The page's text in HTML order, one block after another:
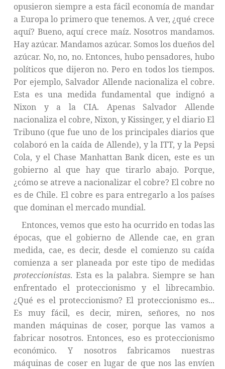
opusieron siempre a esta fácil economía de mandar
a Europa lo primero que tenemos. A ver, ¿qué crece
aquí? Bueno, aquí crece maíz. Nosotros mandamos.
Hay azúcar. Mandamos azúcar. Somos los dueños del
azúcar. No, no, no. Entonces, hubo pensadores, hubo
políticos que dijeron no. Pero en todos los tiempos.
Por ejemplo, Salvador Allende nacionaliza el cobre.
Esta es una medida fundamental que indignó a
Nixon y a la CIA. Apenas Salvador Allende
nacionaliza el cobre, Nixon, y Kissinger, y el diario El
Tribuno (que fue uno de los principales diarios que
colaboró en la caída de Allende), y la ITT, y la Pepsi
Cola, y el Chase Manhattan Bank dicen, este es un
gobierno al que hay que tirarlo abajo. Porque,
¿cómo se atreve a nacionalizar el cobre? El cobre no
es de Chile. El cobre es para entregarlo a los países
que dominan el mercado mundial.
Entonces, vemos que esto ha ocurrido en todas las
épocas, que el gobierno de Allende cae, en gran
medida, cae, es decir, desde el comienzo su caída
comienza a ser planeada por este tipo de medidas
proteccionistas. Esta es la palabra. Siempre se han
enfrentado el proteccionismo y el librecambio.
¿Qué es el proteccionismo? El proteccionismo es...
Es muy fácil, es decir, miren, señores, no nos
manden máquinas de coser, porque las vamos a
fabricar nosotros. Entonces, eso es proteccionismo
económico. Y nosotros fabricamos nuestras
máquinas de coser en lugar de que nos las envíen